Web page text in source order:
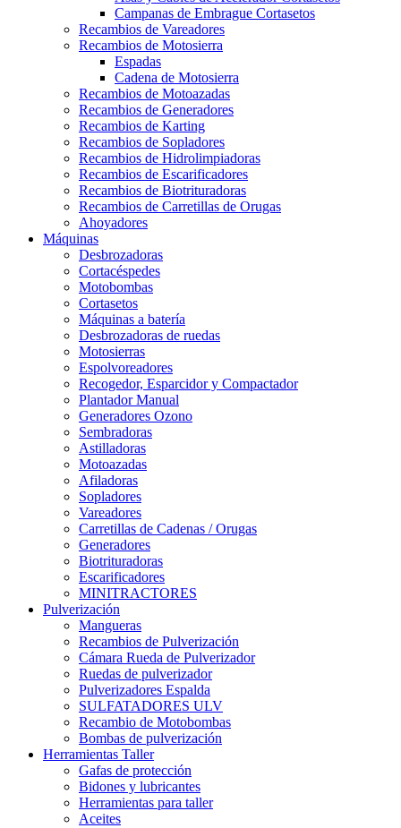
Campanas de Embrague Cortasetos
Recambios de Vareadores
Recambios de Motosierra
Espadas
Cadena de Motosierra
Recambios de Motoazadas
Recambios de Generadores
Recambios de Karting
Recambios de Sopladores
Recambios de Hidrolimpiadoras
Recambios de Escarificadores
Recambios de Biotrituradoras
Recambios de Carretillas de Orugas
Ahoyadores
Máquinas
Desbrozadoras
Cortacéspedes
Motobombas
Cortasetos
Máquinas a batería
Desbrozadoras de ruedas
Motosierras
Espolvoreadores
Recogedor, Esparcidor y Compactador
Plantador Manual
Generadores Ozono
Sembradoras
Astilladoras
Motoazadas
Afiladoras
Sopladores
Vareadores
Carretillas de Cadenas / Orugas
Generadores
Biotrituradoras
Escarificadores
MINITRACTORES
Pulverización
Mangueras
Recambios de Pulverización
Cámara Rueda de Pulverizador
Ruedas de pulverizador
Pulverizadores Espalda
SULFATADORES ULV
Recambio de Motobombas
Bombas de pulverización
Herramientas Taller
Gafas de protección
Bidones y lubricantes
Herramientas para taller
Aceites